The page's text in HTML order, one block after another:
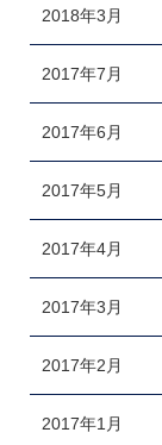
2018年3月
2017年7月
2017年6月
2017年5月
2017年4月
2017年3月
2017年2月
2017年1月